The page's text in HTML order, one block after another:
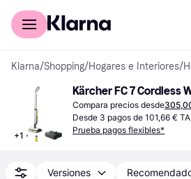
Comprar con Klarna
Klarna/Shopping/Hogares e Interiores/
+1
Kärcher FC 7 Cordless
Compara precios desde
Desde 3 pagos de 101,66 €
Prueba pagos flexibles*
Versiones